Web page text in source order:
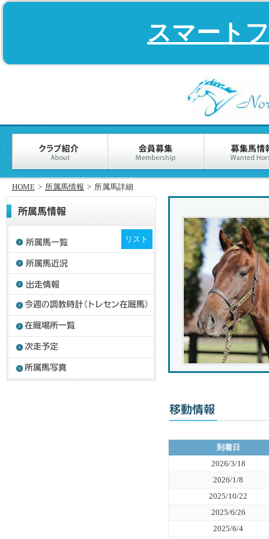
スマート
HOME > 所属馬情報 > 所属馬詳細
リスト
到着日
2026/3/18
2026/1/8
2025/10/22
2025/6/26
2025/6/4